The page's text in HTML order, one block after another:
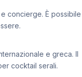
concierge. È possibile
e greca. Il
cocktail serali.